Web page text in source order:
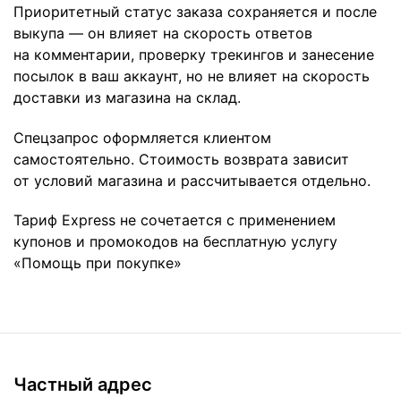
Приоритетный статус заказа сохраняется и после
выкупа — он влияет на скорость ответов
на комментарии, проверку трекингов и занесение
посылок в ваш аккаунт, но не влияет на скорость
доставки из магазина на склад.
Спецзапрос оформляется клиентом
самостоятельно. Стоимость возврата зависит
от условий магазина и рассчитывается отдельно.
Тариф Express не сочетается с применением
купонов и промокодов на бесплатную услугу
«Помощь при покупке»
Частный адрес